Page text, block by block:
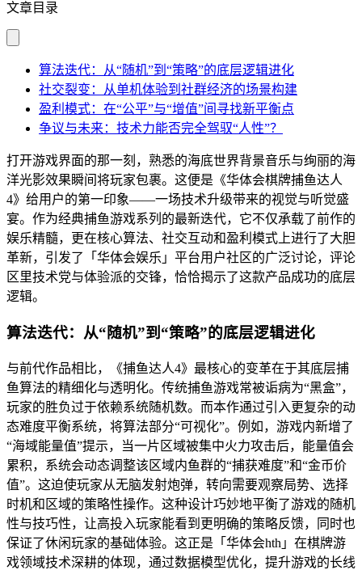
文章目录
算法迭代：从“随机”到“策略”的底层逻辑进化
社交裂变：从单机体验到社群经济的场景构建
盈利模式：在“公平”与“增值”间寻找新平衡点
争议与未来：技术力能否完全驾驭“人性”？
打开游戏界面的那一刻，熟悉的海底世界背景音乐与绚丽的海
洋光影效果瞬间将玩家包裹。这便是《华体会棋牌捕鱼达人
4》给用户的第一印象——一场技术升级带来的视觉与听觉盛
宴。作为经典捕鱼游戏系列的最新迭代，它不仅承载了前作的
娱乐精髓，更在核心算法、社交互动和盈利模式上进行了大胆
革新，引发了「华体会娱乐」平台用户社区的广泛讨论，评论
区里技术党与体验派的交锋，恰恰揭示了这款产品成功的底层
逻辑。
算法迭代：从“随机”到“策略”的底层逻辑进化
与前代作品相比，《捕鱼达人4》最核心的变革在于其底层捕
鱼算法的精细化与透明化。传统捕鱼游戏常被诟病为“黑盒”，
玩家的胜负过于依赖系统随机数。而本作通过引入更复杂的动
态难度平衡系统，将算法部分“可视化”。例如，游戏内新增了
“海域能量值”提示，当一片区域被集中火力攻击后，能量值会
累积，系统会动态调整该区域内鱼群的“捕获难度”和“金币价
值”。这迫使玩家从无脑发射炮弹，转向需要观察局势、选择
时机和区域的策略性操作。这种设计巧妙地平衡了游戏的随机
性与技巧性，让高投入玩家能看到更明确的策略反馈，同时也
保证了休闲玩家的基础体验。这正是「华体会hth」在棋牌游
戏领域技术深耕的体现，通过数据模型优化，提升游戏的长线